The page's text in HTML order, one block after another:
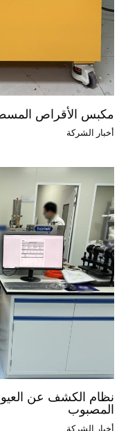
مكبس الأقراص
أخبار الشركة
نظام الكشف عن
المصبوب
أخبار الشركة